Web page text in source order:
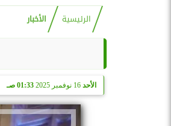
الرئيسية الأخبار
الأحد 16 نوفمبر 2025 01:33 صـ